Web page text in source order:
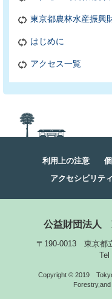
東京都農林水産振興
はじめに
アクセス一覧
利用上の注意
アクセシビリティ
公益財団法人
〒190-0013 東京都
Tel
Copyright © 2019